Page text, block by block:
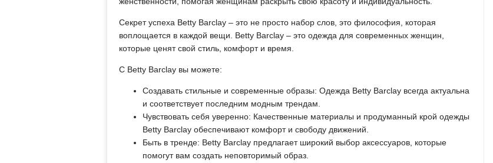
Секрет успеха Betty Barclay – это не просто набор слов, это философия, которая
воплощается в каждой вещи. Betty Barclay – это одежда для современных женщин,
которые ценят свой стиль, комфорт и время.
С Betty Barclay вы можете:
Создавать стильные и современные образы: Одежда Betty Barclay всегда актуальна
и соответствует последним модным трендам.
Чувствовать себя уверенно: Качественные материалы и продуманный крой одежды
Betty Barclay обеспечивают комфорт и свободу движений.
Быть в тренде: Betty Barclay предлагает широкий выбор аксессуаров, которые
помогут вам создать неповторимый образ.